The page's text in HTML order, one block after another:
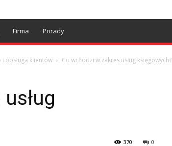
Firma Porady
obsługa klientów Co wchodzi w zakres usług księgowych?
0
370